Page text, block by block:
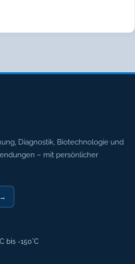
Diagnostik, Biotechnologie und
– mit persönlicher
bis -150°C